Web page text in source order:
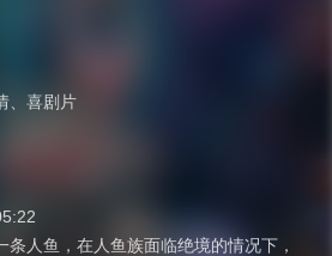
喜剧片
条人鱼，在人鱼族面临绝境的情况下，